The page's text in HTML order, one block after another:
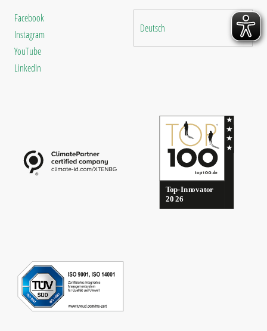
Facebook
Instagram
YouTube
LinkedIn
Deutsch